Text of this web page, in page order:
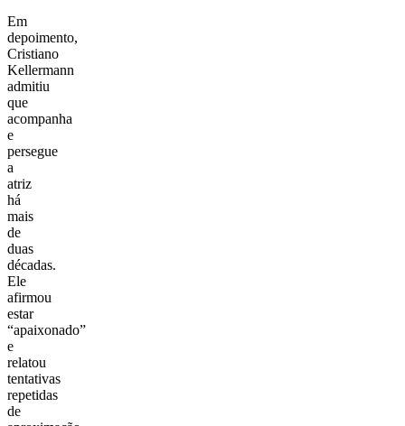
Em
depoimento,
Cristiano
Kellermann
admitiu
que
acompanha
e
persegue
a
atriz
há
mais
de
duas
décadas.
Ele
afirmou
estar
“apaixonado”
e
relatou
tentativas
repetidas
de